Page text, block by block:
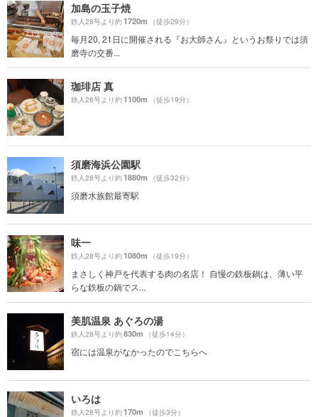
加島の玉子焼
鉄人28号より約1720m （徒歩29分）
毎月20, 21日に開催される『お大師さん』というお祭りでは須
磨寺の交番...
珈琲店 真
鉄人28号より約1100m （徒歩19分）
須磨海浜公園駅
鉄人28号より約1880m （徒歩32分）
須磨水族館最寄駅
味一
鉄人28号より約1080m （徒歩19分）
まさしく神戸を代表する肉の名店！ 自慢の鉄板鍋は、薄い平
らな鉄板の鍋でス...
美肌温泉 あぐろの湯
鉄人28号より約830m （徒歩14分）
宿には温泉がなかったのでこちらへ
いろは
鉄人28号より約170m （徒歩3分）